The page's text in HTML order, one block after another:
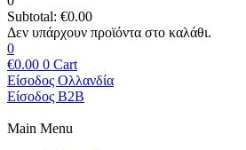
Subtotal: €0.00
0
€0.00 0 Cart
Είσοδος Ολλανδία
Είσοδος B2B
Main Menu